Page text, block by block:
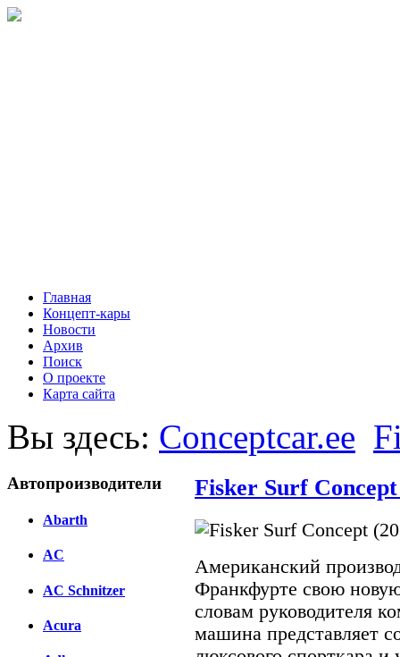
Главная
Концепт-кары
Новости
Архив
Поиск
О проекте
Карта сайта
Вы здесь: Conceptcar.ee
Автопроизводители
Abarth
AC
AC Schnitzer
Acura
Fisker Surf Concept
Американский
Франкфурте свою
словам руководителя
машина представляет